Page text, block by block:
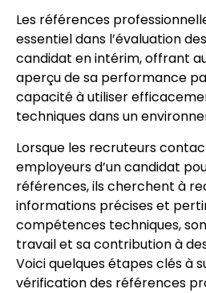
Les références
essentiel dans l’évaluation
candidat en intérim, offrant
aperçu de sa performance
capacité à utiliser
techniques dans un
Lorsque les recruteurs
employeurs d’un candidat
références, ils cherchent à
informations précises et
compétences techniques,
travail et sa contribution à
Voici quelques étapes clés à
vérification des références